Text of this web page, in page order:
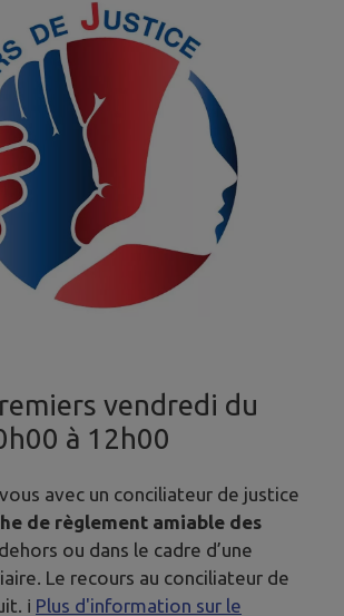
vendredi du
à 12h00
avec un conciliateur de justice
de règlement amiable des
dehors ou dans le cadre d’une
Le recours au conciliateur de
ℹ Plus d'information sur le